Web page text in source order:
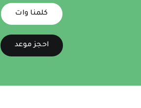
كلمنا وات
احجز موعد